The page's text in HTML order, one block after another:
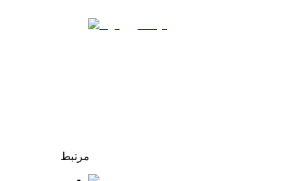
مرتبط